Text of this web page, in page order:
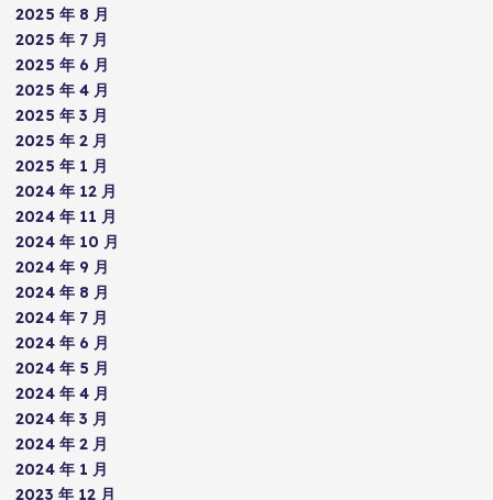
2025 年 8 月
2025 年 7 月
2025 年 6 月
2025 年 4 月
2025 年 3 月
2025 年 2 月
2025 年 1 月
2024 年 12 月
2024 年 11 月
2024 年 10 月
2024 年 9 月
2024 年 8 月
2024 年 7 月
2024 年 6 月
2024 年 5 月
2024 年 4 月
2024 年 3 月
2024 年 2 月
2024 年 1 月
2023 年 12 月